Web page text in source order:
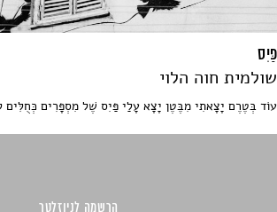
פַּיִס
שולמית חוה הלוי
עוֹד בְּטֶרֶם יָצָאתִי מִבֶּטֶן יָצָא עָלַי פַּיִס שֶׁל מִסְפָּרִים כְּחֻלִּים
הרשמה לניוזלטר